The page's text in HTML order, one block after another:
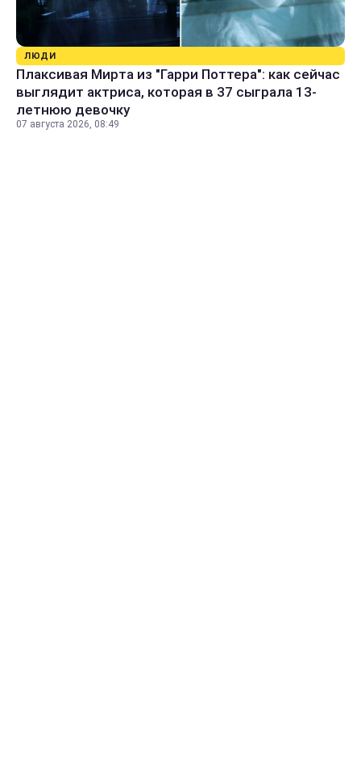
ЛЮДИ
Плаксивая Мирта из "Гарри Поттера": как сейчас
выглядит актриса, которая в 37 сыграла 13-
летнюю девочку
07 августа 2026, 08:49